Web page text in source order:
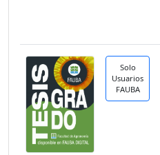
Solo
Usuarios
FAUBA